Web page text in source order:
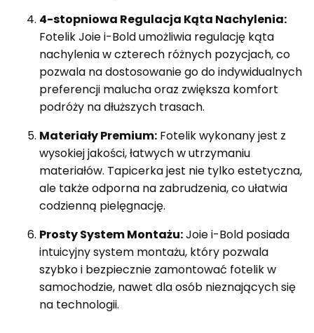
4-stopniowa Regulacja Kąta Nachylenia:
Fotelik Joie i-Bold umożliwia regulację kąta
nachylenia w czterech różnych pozycjach, co
pozwala na dostosowanie go do indywidualnych
preferencji malucha oraz zwiększa komfort
podróży na dłuższych trasach.
Materiały Premium: Fotelik wykonany jest z
wysokiej jakości, łatwych w utrzymaniu
materiałów. Tapicerka jest nie tylko estetyczna,
ale także odporna na zabrudzenia, co ułatwia
codzienną pielęgnację.
Prosty System Montażu:Joie i-Bold posiada
intuicyjny system montażu, który pozwala
szybko i bezpiecznie zamontować fotelik w
samochodzie, nawet dla osób nieznających się
na technologii.